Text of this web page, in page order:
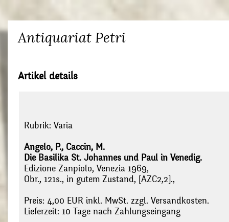
Antiquariat Petri
Artikel details
Rubrik: Varia
Angelo, P., Caccin, M.
Die Basilika St. Johannes und Paul in Venedig.
Edizione Zanpiolo, Venezia 1969,
Obr., 121s., in gutem Zustand, [AZC2,2].,
Preis: 4,00 EUR inkl. MwSt. zzgl. Versandkosten.
Lieferzeit: 10 Tage nach Zahlungseingang